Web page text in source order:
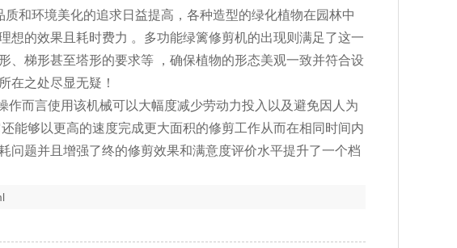
和环境美化的追求日益提高，各种造型的绿化植物在园林中
想的效果且耗时费力 。多功能绿篱修剪机的出现则满足了这一
梯形甚至塔形的要求等 ，确保植物的形态美观一致并符合设
在之处尽显无疑！
而言使用该机械可以大幅度减少劳动力投入以及避免因人为
能够以更高的速度完成更大面积的修剪工作从而在相同时间内
问题并且增强了终的修剪效果和满意度评价水平提升了一个档